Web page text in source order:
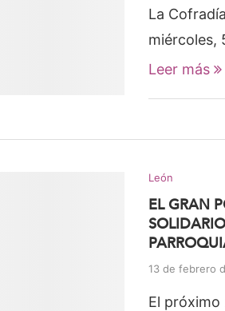
La
miércoles,
Leer más
León
EL GRAN
13 de febrero
El próximo